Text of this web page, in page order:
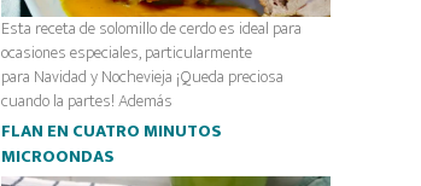
Esta receta de solomillo de cerdo es ideal para
ocasiones especiales, particularmente
para Navidad y Nochevieja ¡Queda preciosa
cuando la partes! Además
FLAN EN CUATRO MINUTOS
MICROONDAS